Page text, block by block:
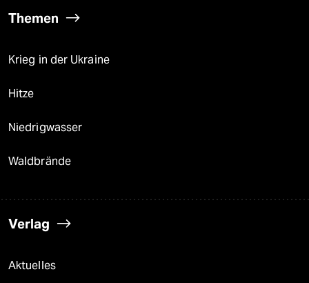
Themen
Krieg in der Ukraine
Hitze
Niedrigwasser
Waldbrände
Verlag
Aktuelles